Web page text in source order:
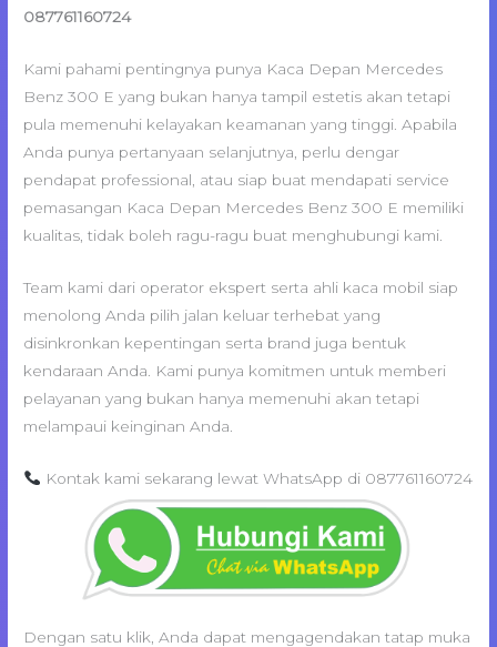
087761160724
Kami pahami pentingnya punya Kaca Depan Mercedes
Benz 300 E yang bukan hanya tampil estetis akan tetapi
pula memenuhi kelayakan keamanan yang tinggi. Apabila
Anda punya pertanyaan selanjutnya, perlu dengar
pendapat professional, atau siap buat mendapati service
pemasangan Kaca Depan Mercedes Benz 300 E memiliki
kualitas, tidak boleh ragu-ragu buat menghubungi kami.
Team kami dari operator ekspert serta ahli kaca mobil siap
menolong Anda pilih jalan keluar terhebat yang
disinkronkan kepentingan serta brand juga bentuk
kendaraan Anda. Kami punya komitmen untuk memberi
pelayanan yang bukan hanya memenuhi akan tetapi
melampaui keinginan Anda.
Kontak kami sekarang lewat WhatsApp di 087761160724
Dengan satu klik, Anda dapat mengagendakan tatap muka